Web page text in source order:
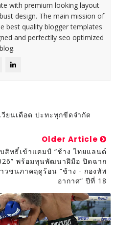
with premium looking layout
design. The main mission of
best quality blogger templates
and perfectlly seo optimized
วียนเดือด ปะทะทุกขีดจำกัด
Older Article
สิทธิ์เข้าแคมป์ “ช้าง ไทยแลนด์
พร้อมทุนพัฒนาฝีมือ ปิดฉาก
วชนภาคฤดูร้อน “ช้าง - กองทัพ
อากาศ” ปีที่ 18